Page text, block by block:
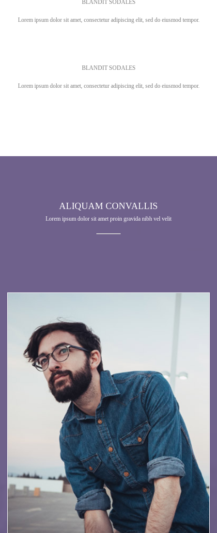
BLANDIT SODALES
Lorem ipsum dolor sit amet, consectetur adipiscing elit, sed do eiusmod tempor.
BLANDIT SODALES
Lorem ipsum dolor sit amet, consectetur adipiscing elit, sed do eiusmod tempor.
ALIQUAM CONVALLIS
Lorem ipsum dolor sit amet proin gravida nibh vel velit